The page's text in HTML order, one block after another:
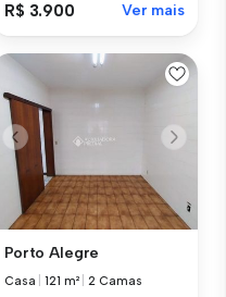
R$ 3.900 Ver mais
Porto Alegre
Casa |121 m² |2 Camas